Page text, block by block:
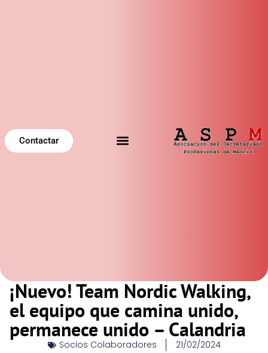
Contactar
¡Nuevo! Team Nordic Walking,
el equipo que camina unido,
permanece unido – Calandria
Socios Colaboradores 21/02/2024